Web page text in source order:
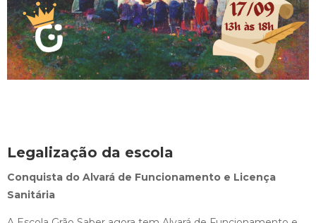
Legalização da escola
Conquista do Alvará de Funcionamento e Licença
Sanitária